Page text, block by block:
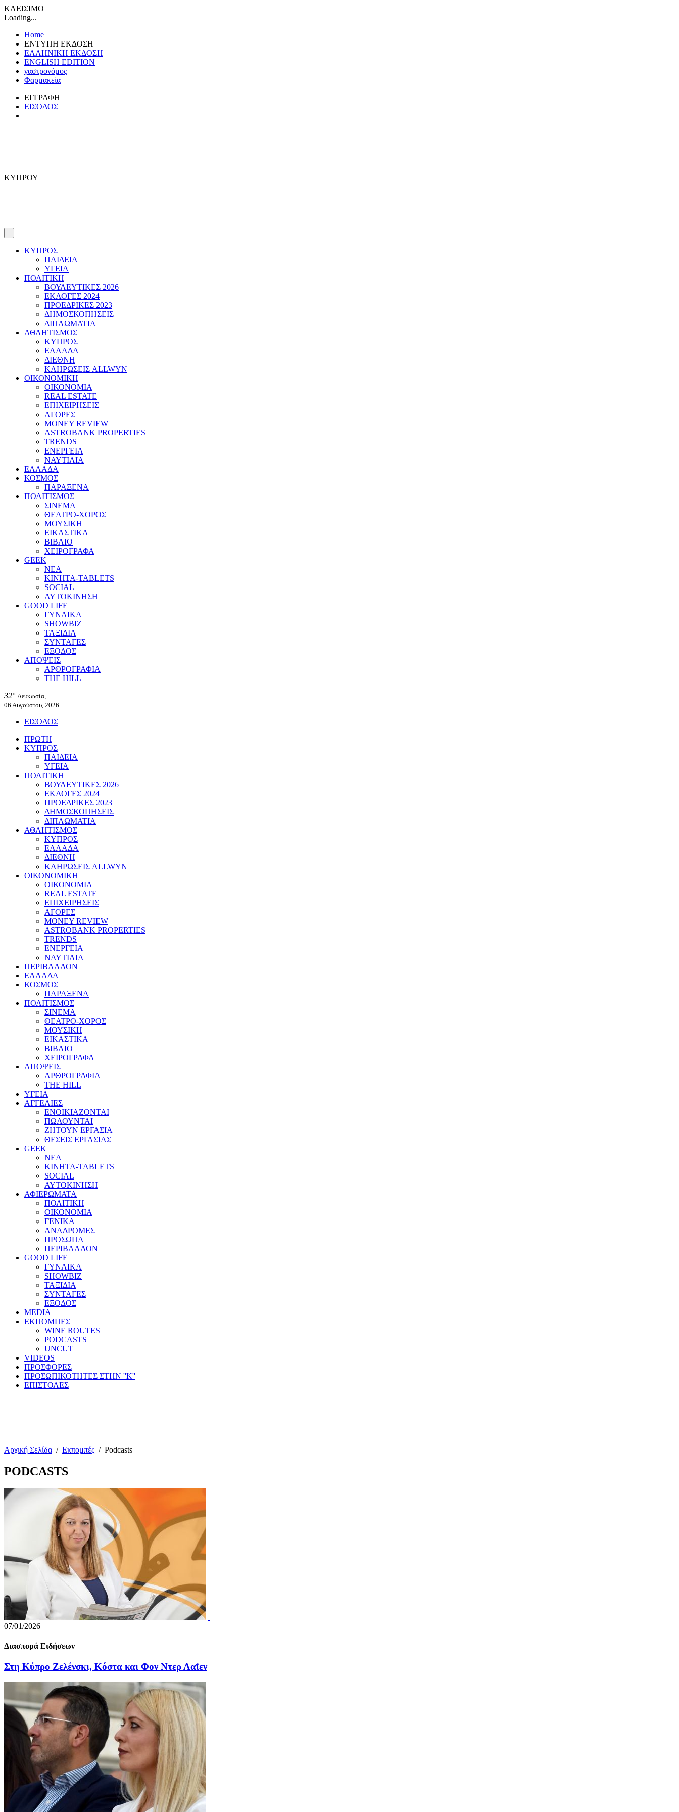
ΚΛΕΙΣΙΜΟ
Loading...
Home
ΕΝΤΥΠΗ ΕΚΔΟΣΗ
ΕΛΛΗΝΙΚΗ ΕΚΔΟΣΗ
ENGLISH EDITION
γαστρονόμος
Φαρμακεία
ΕΓΓΡΑΦΗ
ΕΙΣΟΔΟΣ
ΚΥΠΡΟΥ
ΚΥΠΡΟΣ
ΠΑΙΔΕΙΑ
ΥΓΕΙΑ
ΠΟΛΙΤΙΚΗ
ΒΟΥΛΕΥΤΙΚΕΣ 2026
ΕΚΛΟΓΕΣ 2024
ΠΡΟΕΔΡΙΚΕΣ 2023
ΔΗΜΟΣΚΟΠΗΣΕΙΣ
ΔΙΠΛΩΜΑΤΙΑ
ΑΘΛΗΤΙΣΜΟΣ
ΚΥΠΡΟΣ
ΕΛΛΑΔΑ
ΔΙΕΘΝΗ
ΚΛΗΡΩΣΕΙΣ ALLWYN
ΟΙΚΟΝΟΜΙΚΗ
ΟΙΚΟΝΟΜΙΑ
REAL ESTATE
ΕΠΙΧΕΙΡΗΣΕΙΣ
ΑΓΟΡΕΣ
MONEY REVIEW
ASTROBANK PROPERTIES
TRENDS
ΕΝΕΡΓΕΙΑ
ΝΑΥΤΙΛΙΑ
ΕΛΛΑΔΑ
ΚΟΣΜΟΣ
ΠΑΡΑΞΕΝΑ
ΠΟΛΙΤΙΣΜΟΣ
ΣΙΝΕΜΑ
ΘΕΑΤΡΟ-ΧΟΡΟΣ
ΜΟΥΣΙΚΗ
ΕΙΚΑΣΤΙΚΑ
ΒΙΒΛΙΟ
ΧΕΙΡΟΓΡΑΦΑ
GEEK
ΝΕΑ
ΚΙΝΗΤΑ-TABLETS
SOCIAL
ΑΥΤΟΚΙΝΗΣΗ
GOOD LIFE
ΓΥΝΑΙΚΑ
SHOWBIZ
ΤΑΞΙΔΙΑ
ΣΥΝΤΑΓΕΣ
ΕΞΟΔΟΣ
ΑΠΟΨΕΙΣ
ΑΡΘΡΟΓΡΑΦΙΑ
THE HILL
32° Λευκωσία,
06 Αυγούστου, 2026
ΕΙΣΟΔΟΣ
ΠΡΩΤΗ
ΚΥΠΡΟΣ
ΠΑΙΔΕΙΑ
ΥΓΕΙΑ
ΠΟΛΙΤΙΚΗ
ΒΟΥΛΕΥΤΙΚΕΣ 2026
ΕΚΛΟΓΕΣ 2024
ΠΡΟΕΔΡΙΚΕΣ 2023
ΔΗΜΟΣΚΟΠΗΣΕΙΣ
ΔΙΠΛΩΜΑΤΙΑ
ΑΘΛΗΤΙΣΜΟΣ
ΚΥΠΡΟΣ
ΕΛΛΑΔΑ
ΔΙΕΘΝΗ
ΚΛΗΡΩΣΕΙΣ ALLWYN
ΟΙΚΟΝΟΜΙΚΗ
ΟΙΚΟΝΟΜΙΑ
REAL ESTATE
ΕΠΙΧΕΙΡΗΣΕΙΣ
ΑΓΟΡΕΣ
MONEY REVIEW
ASTROBANK PROPERTIES
TRENDS
ΕΝΕΡΓΕΙΑ
ΝΑΥΤΙΛΙΑ
ΠΕΡΙΒΑΛΛΟΝ
ΕΛΛΑΔΑ
ΚΟΣΜΟΣ
ΠΑΡΑΞΕΝΑ
ΠΟΛΙΤΙΣΜΟΣ
ΣΙΝΕΜΑ
ΘΕΑΤΡΟ-ΧΟΡΟΣ
ΜΟΥΣΙΚΗ
ΕΙΚΑΣΤΙΚΑ
ΒΙΒΛΙΟ
ΧΕΙΡΟΓΡΑΦΑ
ΑΠΟΨΕΙΣ
ΑΡΘΡΟΓΡΑΦΙΑ
THE HILL
ΥΓΕΙΑ
ΑΓΓΕΛΙΕΣ
ΕΝΟΙΚΙΑΖΟΝΤΑΙ
ΠΩΛΟΥΝΤΑΙ
ΖΗΤΟΥΝ ΕΡΓΑΣΙΑ
ΘΕΣΕΙΣ ΕΡΓΑΣΙΑΣ
GEEK
ΝΕΑ
ΚΙΝΗΤΑ-TABLETS
SOCIAL
ΑΥΤΟΚΙΝΗΣΗ
ΑΦΙΕΡΩΜΑΤΑ
ΠΟΛΙΤΙΚΗ
ΟΙΚΟΝΟΜΙΑ
ΓΕΝΙΚΑ
ΑΝΑΔΡΟΜΕΣ
ΠΡΟΣΩΠΑ
ΠΕΡΙΒΑΛΛΟΝ
GOOD LIFE
ΓΥΝΑΙΚΑ
SHOWBIZ
ΤΑΞΙΔΙΑ
ΣΥΝΤΑΓΕΣ
ΕΞΟΔΟΣ
MEDIA
ΕΚΠΟΜΠΕΣ
WINE ROUTES
PODCASTS
UNCUT
VIDEOS
ΠΡΟΣΦΟΡΕΣ
ΠΡΟΣΩΠΙΚΟΤΗΤΕΣ ΣΤΗΝ ''Κ''
ΕΠΙΣΤΟΛΕΣ
Αρχική Σελίδα / Εκπομπές / Podcasts
PODCASTS
07/01/2026
Διασπορά Ειδήσεων
Στη Κύπρο Ζελένσκι, Κόστα και Φον Ντερ Λαΐεν